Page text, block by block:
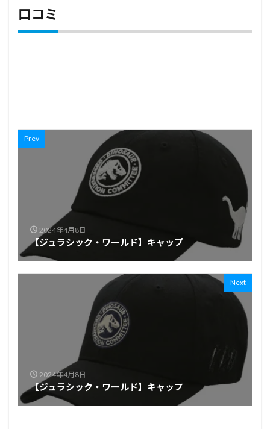
口コミ
Prev
2024年4月8日
【ジュラシック・ワールド】キャップ
Next
2024年4月8日
【ジュラシック・ワールド】キャップ